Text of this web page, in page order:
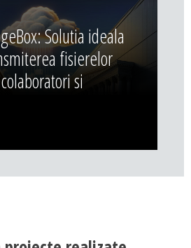
Solutia ideala
fisierelor
si